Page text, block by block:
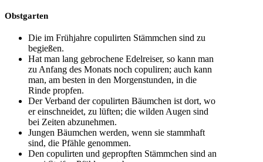
Obstgarten
Die im Frühjahre copulirten Stämmchen sind zu
begießen.
Hat man lang gebrochene Edelreiser, so kann man
zu Anfang des Monats noch copuliren; auch kann
man, am besten in den Morgenstunden, in die
Rinde propfen.
Der Verband der copulirten Bäumchen ist dort, wo
er einschneidet, zu lüften; die wilden Augen sind
bei Zeiten abzunehmen.
Jungen Bäumchen werden, wenn sie stammhaft
sind, die Pfähle genommen.
Den copulirten und gepropften Stämmchen sind an